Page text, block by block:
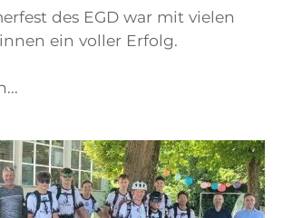
des EGD war mit vielen
ein voller Erfolg.